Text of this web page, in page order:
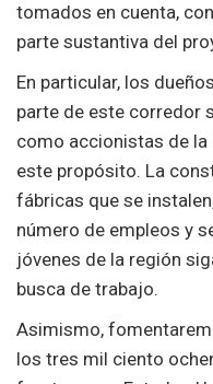
tomados en cuenta,
parte sustantiva del
En particular, los
parte de este corredor
como accionistas de
este propósito. La
fábricas que se
número de empleos y
jóvenes de la región
busca de trabajo.
Asimismo,
los tres mil ciento